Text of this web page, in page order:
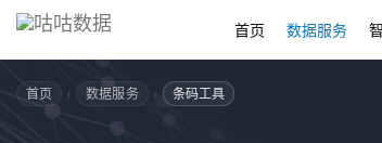
首页 数据服务
首页 › 数据服务 › 条码工具